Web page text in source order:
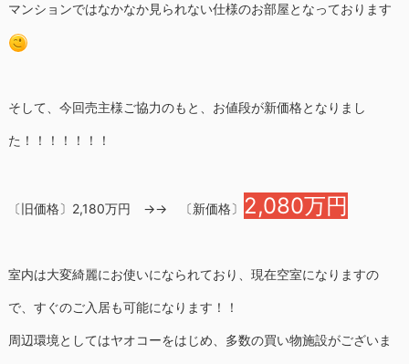
マンションではなかなか見られない仕様のお部屋となっております
そして、今回売主様ご協力のもと、お値段が新価格となりまし
た！！！！！！！
〔旧価格〕2,180万円 →→ 〔新価格〕 2,080万円
室内は大変綺麗にお使いになられており、現在空室になりますの
で、すぐのご入居も可能になります！！
周辺環境としてはヤオコーをはじめ、多数の買い物施設がございま